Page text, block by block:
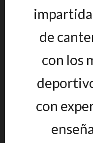
de
con los
con